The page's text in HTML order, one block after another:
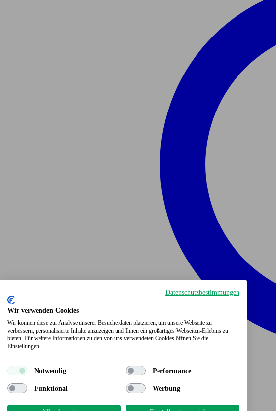
Datenschutzbestimmungen
Wir verwenden Cookies
Wir können diese zur Analyse unserer Besucherdaten platzieren, um unsere Webseite zu
verbessern, personalisierte Inhalte anzuzeigen und Ihnen ein großartiges Webseiten-Erlebnis zu
bieten. Für weitere Informationen zu den von uns verwendeten Cookies öffnen Sie die
Einstellungen.
Notwendig Performance
Funktional Werbung